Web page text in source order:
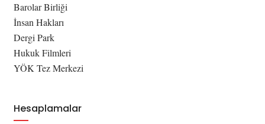
Barolar Birliği
İnsan Hakları
Dergi Park
Hukuk Filmleri
YÖK Tez Merkezi
Hesaplamalar